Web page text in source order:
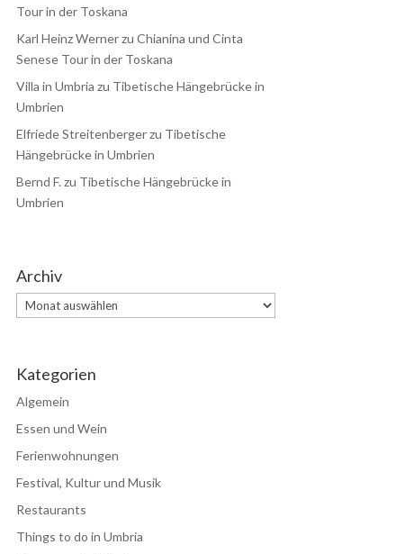
Tour in der Toskana
Karl Heinz Wernerzu Chianina und Cinta
Senese Tour in der Toskana
Villa in Umbria zu Tibetische Hängebrücke in
Umbrien
Elfriede Streitenbergerzu Tibetische
Hängebrücke in Umbrien
Bernd F. zu Tibetische Hängebrücke in
Umbrien
Archiv
Archiv
Kategorien
Algemein
Essen und Wein
Ferienwohnungen
Festival, Kultur und Musik
Restaurants
Things to do in Umbria